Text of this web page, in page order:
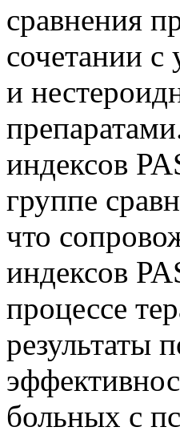
сравнения
сочетании с
и
индексов
группе
что
индексов
процессе
результаты
больных с